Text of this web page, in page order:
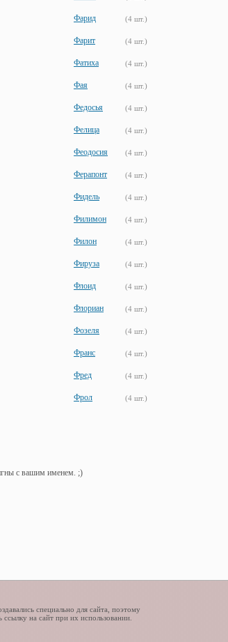
Фарид (4 шт.)
Фарит (4 шт.)
Фатиха (4 шт.)
Фая (4 шт.)
Федосья (4 шт.)
Фелица (4 шт.)
Феодосия (4 шт.)
Ферапонт (4 шт.)
Фидель (4 шт.)
Филимон (4 шт.)
Филон (4 шт.)
Фируза (4 шт.)
Флоид (4 шт.)
Флориан (4 шт.)
Фозеля (4 шт.)
Франс (4 шт.)
Фред (4 шт.)
Фрол (4 шт.)
с вашим именем. ;)
специально для сайта, поэтому
ссылку на сайт при их использовании.